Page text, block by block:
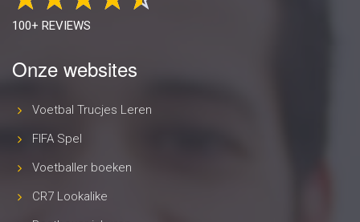
100+ REVIEWS
Onze websites
Voetbal Trucjes Leren
FIFA Spel
Voetballer boeken
CR7 Lookalike